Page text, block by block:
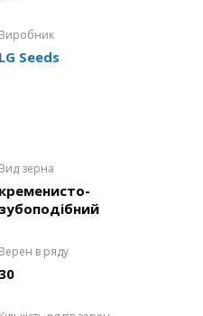
Виробник
LG Seeds
Вид зерна
кременисто-
зубоподібний
Зерен в ряду
30